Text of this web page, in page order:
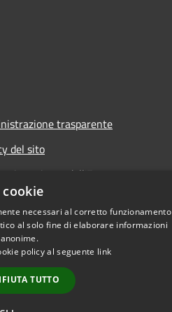
trasparente
del sito
privacy dell'Ente
di accessibilità
necessari al corretto funzionamento
al solo fine di elaborare informazioni
policy al seguente link
TUTTO